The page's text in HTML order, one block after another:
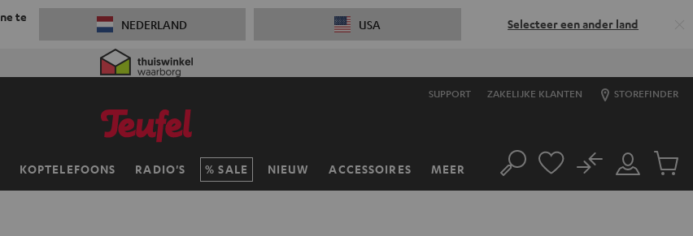
te
NEDERLAND USA Selecteer een ander land
SUPPORT ZAKELIJKE KLANTEN STOREFINDER
KOPTELEFOONS RADIO'S SALE NIEUW ACCESSOIRES MEER Zoeken
Mijn
account
No